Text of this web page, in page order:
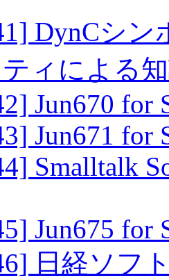
DynCシ
ィによる
Jun670 for
Jun671 for
Smalltalk
Jun675 for
日経ソフ